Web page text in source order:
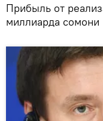
Прибыль от
миллиарда сомони